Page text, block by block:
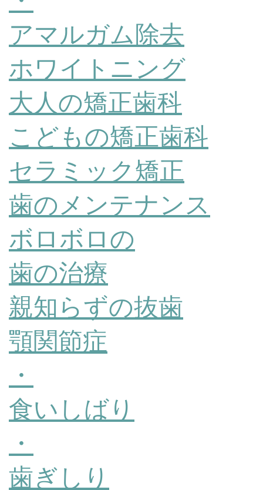
アマルガム除去
ホワイトニング
大人の矯正歯科
こどもの矯正歯科
セラミック矯正
歯のメンテナンス
ボロボロの
歯の治療
親知らずの抜歯
顎関節症
・
食いしばり
・
歯ぎしり